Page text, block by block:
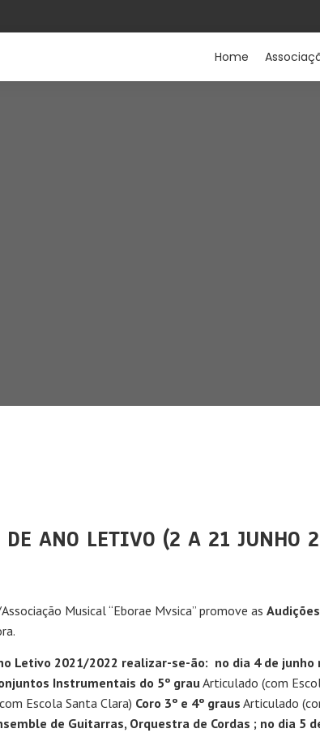
Home
DE ANO LETIVO (2 A 21 JUNHO
Musical “Eborae Mvsica” promove as
Letivo 2021/2022 realizar-se-ão: no dia 4 de
Instrumentais do 5º grauArticulado (com
Escola Santa Clara) Coro 3º e 4º graus Articulado
de Guitarras, Orquestra de Cordas ; no dia 5